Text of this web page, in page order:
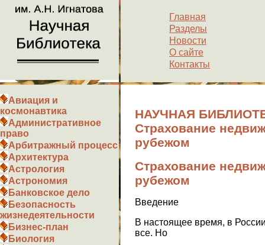
Главная
Разделы
Новости
О сайте
Контакты
Авиация и
космонавтика
Административное
право
Арбитражный процесс
Архитектура
Астрология
Астрономия
Банковское дело
Безопасность
жизнедеятельности
Бизнес-план
Биология
НАУЧНАЯ
Страхование
рубежом
Страхование
рубежом
Введение
В настоящее время, в
все. Но